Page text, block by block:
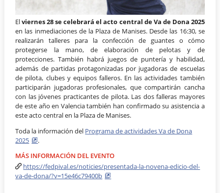
Elviernes 28 se celebrará el acto central de Va de Dona 2025
en las inmediaciones de la Plaza de Manises. Desde las 16:30, se
realizarán talleres para la confección de guantes o cómo
protegerse la mano, de elaboración de pelotas y de
protecciones. También habrá juegos de puntería y habilidad,
además de partidas protagonizadas por jugadoras de escuelas
de pilota, clubes y equipos falleros. En las actividades también
participarán jugadoras profesionales, que compartirán cancha
con las jóvenes practicantes de pilota. Las dos falleras mayores
de este año en Valencia también han confirmado su asistencia a
este acto central en la Plaza de Manises.
Toda la información del Programa de actividades Va de Dona
2025
.
MÁS INFORMACIÓN DEL EVENTO
https://fedpival.es/noticies/presentada-la-novena-edicio-del-
va-de-dona/?v=15e46c79400b